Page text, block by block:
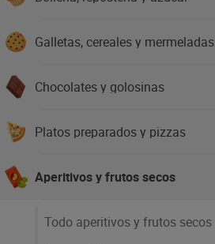
Galletas, cereales y mermeladas
Chocolates y golosinas
Platos preparados y pizzas
Aperitivos y frutos secos
Todo aperitivos y frutos secos